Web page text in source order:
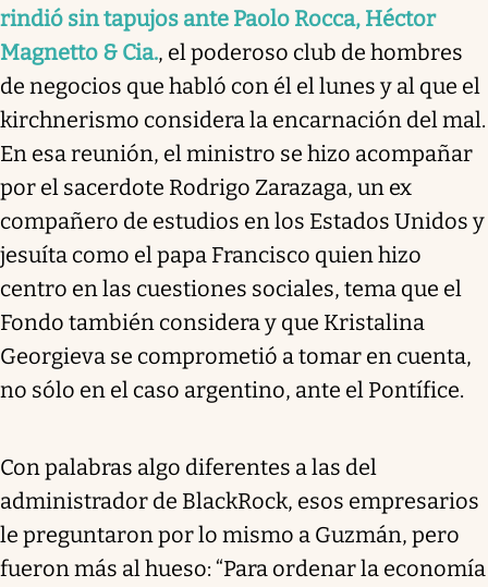
rindió sin tapujos ante Paolo Rocca, Héctor
Magnetto & Cia., el poderoso club de hombres
de negocios que habló con él el lunes y al que el
kirchnerismo considera la encarnación del mal.
En esa reunión, el ministro se hizo acompañar
por el sacerdote Rodrigo Zarazaga, un ex
compañero de estudios en los Estados Unidos y
jesuíta como el papa Francisco quien hizo
centro en las cuestiones sociales, tema que el
Fondo también considera y que Kristalina
Georgieva se comprometió a tomar en cuenta,
no sólo en el caso argentino, ante el Pontífice.
Con palabras algo diferentes a las del
administrador de BlackRock, esos empresarios
le preguntaron por lo mismo a Guzmán, pero
fueron más al hueso: “Para ordenar la economía